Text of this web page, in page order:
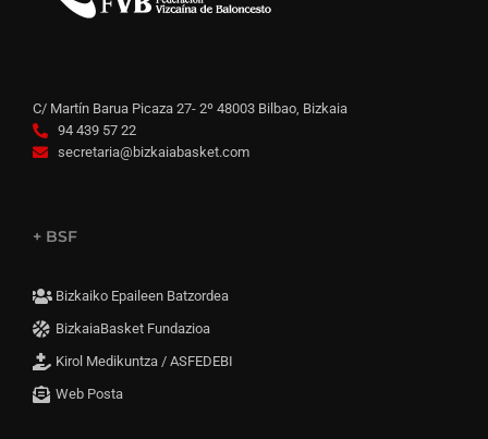
C/ Martín Barua Picaza 27- 2º 48003 Bilbao, Bizkaia
94 439 57 22
secretaria@bizkaiabasket.com
+ BSF
Bizkaiko Epaileen Batzordea
BizkaiaBasket Fundazioa
Kirol Medikuntza / ASFEDEBI
Web Posta